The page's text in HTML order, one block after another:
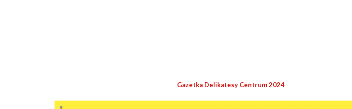
Gazetka Delikatesy Centrum 2024